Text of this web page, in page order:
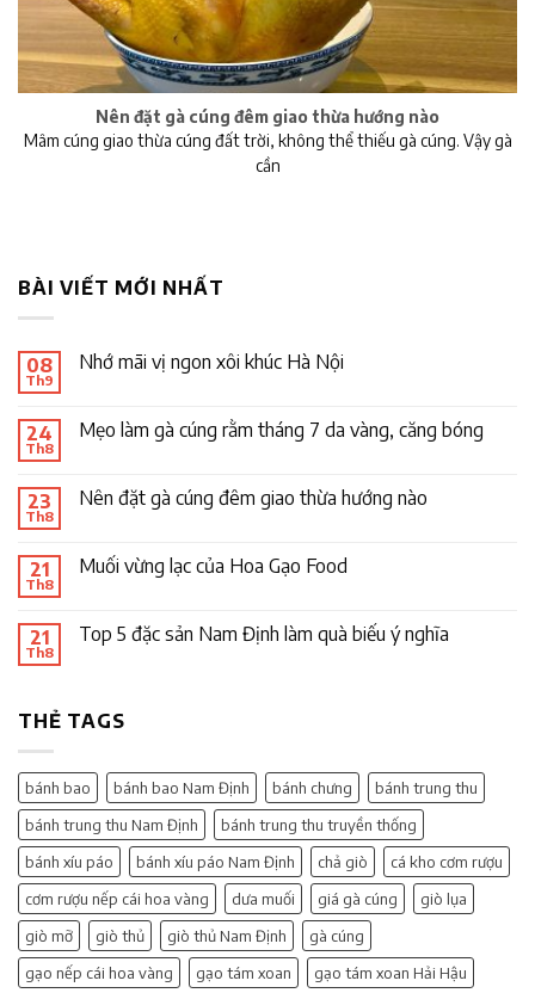
Nên đặt gà cúng đêm giao thừa hướng nào
Mâm cúng giao thừa cúng đất trời, không thể thiếu gà cúng. Vậy gà
cần
BÀI VIẾT MỚI NHẤT
08
Th9
Nhớ mãi vị ngon xôi khúc Hà Nội
24
Th8
Mẹo làm gà cúng rằm tháng 7 da vàng, căng bóng
23
Th8
Nên đặt gà cúng đêm giao thừa hướng nào
21
Th8
Muối vừng lạc của Hoa Gạo Food
21
Th8
Top 5 đặc sản Nam Định làm quà biếu ý nghĩa
THẺ TAGS
bánh bao bánh bao Nam Định bánh chưng
bánh trung thu
bánh trung thu Nam Định
bánh trung thu truyền thống
bánh xíu páo
bánh xíu páo Nam Định chả giò
cá kho cơm rượu
cơm rượu nếp cái hoa vàng
dưa muối giá gà cúng
giò lụa
giò mỡ
giò thủ giò thủ Nam Định
gà cúng
gạo nếp cái hoa vàng
gạo tám xoan
gạo tám xoan Hải Hậu